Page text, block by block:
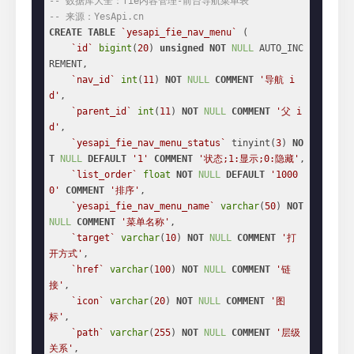
-- 来源：YesApi.cn
CREATE TABLE `yesapi_fie_nav_menu`
(
`id`
bigint (20) unsigned NOT NULL AUTO_INC
REMENT,
`nav_id`
int ( 11) NOT NULL COMMENT
'导航 i
d' ,
`parent_id`
int ( 11) NOT NULL COMMENT
'父 i
d' ,
`yesapi_fie_nav_menu_status`
tinyint(3)
NO
T
NULL DEFAULT '1' COMMENT '状态;1:显示;0:隐藏' ,
`list_order`
float NOT NULL DEFAULT
'1000
0'
COMMENT '排序' ,
`yesapi_fie_nav_menu_name`
varchar(50)
NOT
NULL COMMENT '菜单名称' ,
`target`
varchar( 10) NOT NULL COMMENT
'打
开方式' ,
`href`
varchar( 100) NOT NULL COMMENT
'链
接' ,
`icon`
varchar(20) NOT NULL COMMENT
'图
标' ,
`path`
varchar(255) NOT NULL COMMENT
'层级
关系' ,